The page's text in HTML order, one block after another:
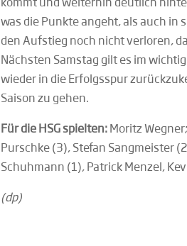
was die Punkte angeht, als auch in
den Aufstieg noch nicht verloren,
Nächsten Samstag gilt es im
wieder in die Erfolgsspur
Saison zu gehen.
Für die HSG spielten:Moritz
Purschke (3), Stefan Sangmeister
Schuhmann (1), Patrick Menzel,
(dp)